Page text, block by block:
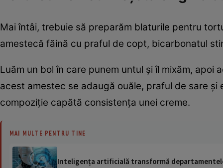
Mai întâi, trebuie să preparăm blaturile pentru
amestecă făină cu praful de copt, bicarbonatul
Luăm un bol în care punem untul şi îl mixăm,
acest amestec se adaugă ouăle, praful de sare
compoziţie capătă consistenţa unei creme.
MAI MULTE PENTRU TINE
Inteligența artificială transformă